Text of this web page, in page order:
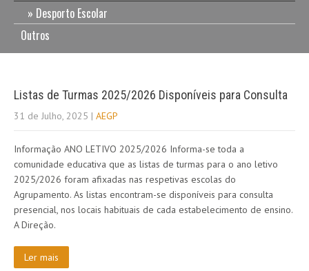
Desporto Escolar
Outros
Listas de Turmas 2025/2026 Disponíveis para Consulta
31 de Julho, 2025 | AEGP
Informação ANO LETIVO 2025/2026 Informa-se toda a
comunidade educativa que as listas de turmas para o ano letivo
2025/2026 foram afixadas nas respetivas escolas do
Agrupamento. As listas encontram-se disponíveis para consulta
presencial, nos locais habituais de cada estabelecimento de ensino.
A Direção.
Ler mais